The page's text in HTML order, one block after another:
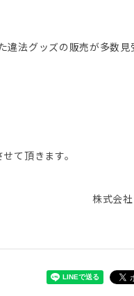
違法グッズの販売が多数見
て頂きます。
株式会